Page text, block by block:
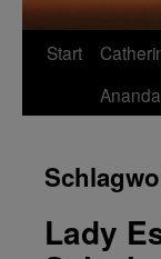
Start
Ananda
Lady